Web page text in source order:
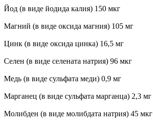
Йод (в виде йодида калия) 150 мкг
Магний (в виде оксида магния) 105 мг
Цинк (в виде оксида цинка) 16,5 мг
Селен (в виде селената натрия) 96 мкг
Медь (в виде сульфата меди) 0,9 мг
Марганец (в виде сульфата марганца) 2,3 мг
Молибден (в виде молибдата натрия) 45 мкг